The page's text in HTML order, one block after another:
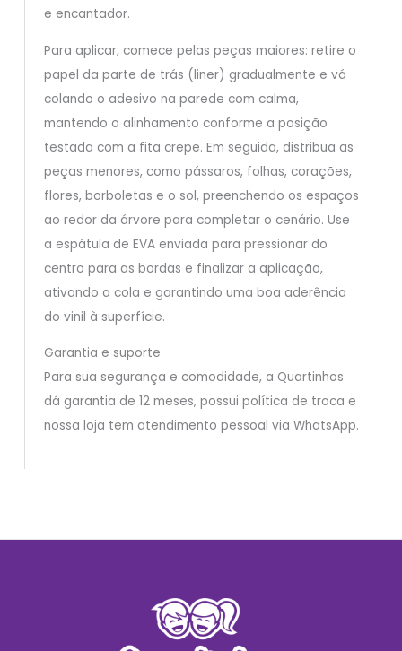
e encantador.
Para aplicar, comece pelas peças maiores: retire o
papel da parte de trás (liner) gradualmente e vá
colando o adesivo na parede com calma,
mantendo o alinhamento conforme a posição
testada com a fita crepe. Em seguida, distribua as
peças menores, como pássaros, folhas, corações,
flores, borboletas e o sol, preenchendo os espaços
ao redor da árvore para completar o cenário. Use
a espátula de EVA enviada para pressionar do
centro para as bordas e finalizar a aplicação,
ativando a cola e garantindo uma boa aderência
do vinil à superfície.
Garantia e suporte
Para sua segurança e comodidade, a Quartinhos
dá garantia de 12 meses, possui política de troca e
nossa loja tem atendimento pessoal via WhatsApp.